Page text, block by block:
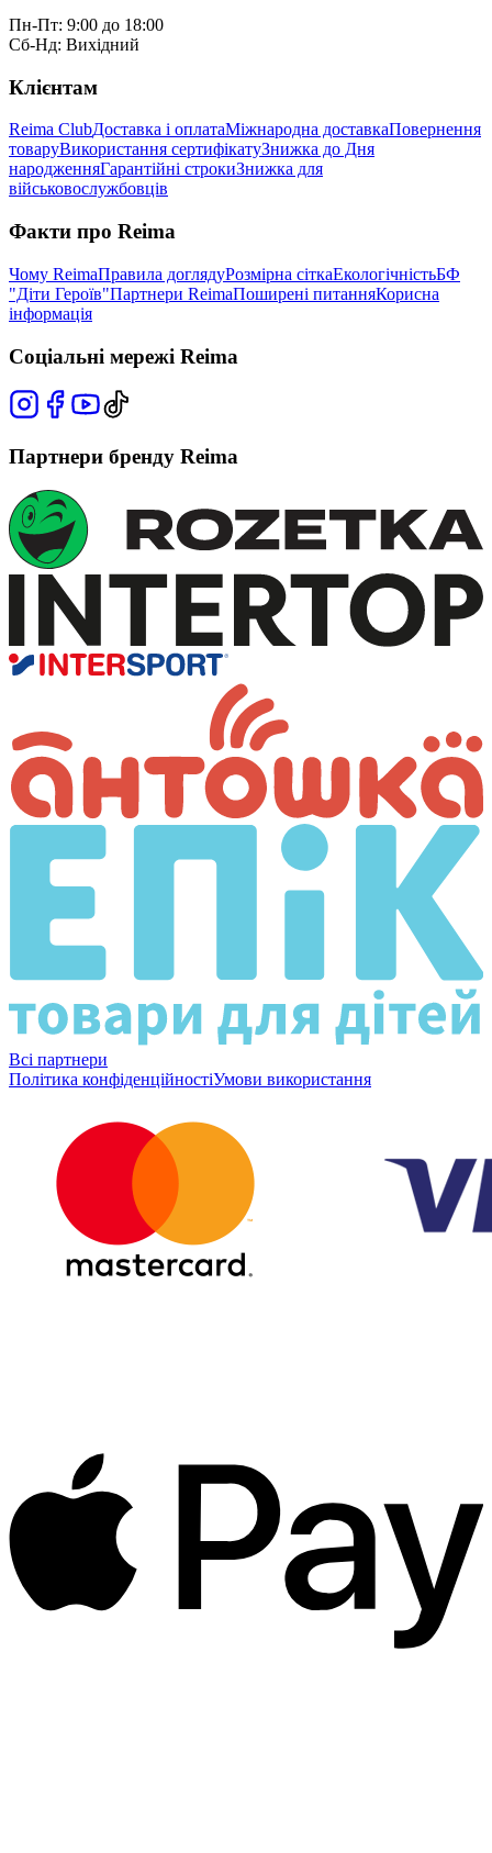
Пн-Пт: 9:00 до 18:00
Сб-Нд: Вихідний
Клієнтам
Reima ClubДоставка і оплатаМіжнародна доставкаПовернення
товаруВикористання сертифікатуЗнижка до Дня
народженняГарантійні строкиЗнижка для
військовослужбовців
Факти про Reima
Чому ReimaПравила доглядуРозмірна сіткаЕкологічністьБФ
"Діти Героїв"Партнери ReimaПоширені питанняКорисна
інформація
Соціальні мережі Reima
Партнери бренду Reima
Всі партнери
Політика конфіденційностіУмови використання